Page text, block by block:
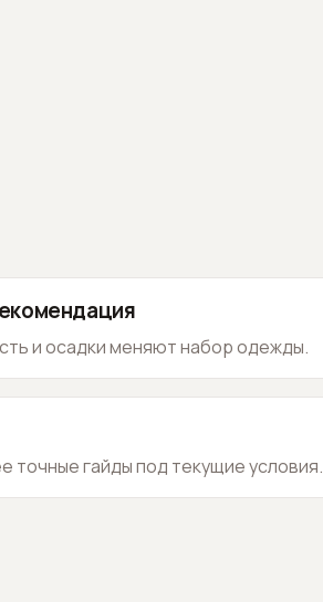
и осадки меняют набор одежды.
точные гайды под текущие условия.